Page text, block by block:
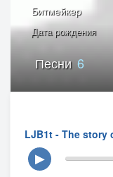
Битмейкер
Дата рождения
Песни 6
LJB1t - The story
▶